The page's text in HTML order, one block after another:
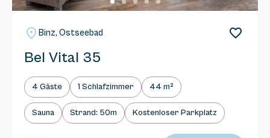
Binz, Ostseebad
Bel Vital 35
4 Gäste 1 Schlafzimmer 44 m²
Sauna Strand: 50m Kostenloser Parkplatz